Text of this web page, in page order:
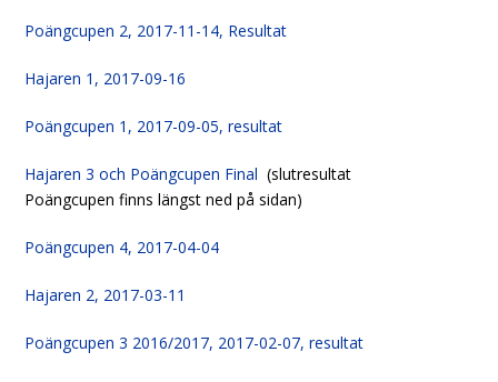
Poängcupen 2, 2017-11-14, Resultat
Hajaren 1, 2017-09-16
Poängcupen 1, 2017-09-05, resultat
Hajaren 3 och Poängcupen Final (slutresultat
Poängcupen finns längst ned på sidan)
Poängcupen 4, 2017-04-04
Hajaren 2, 2017-03-11
Poängcupen 3 2016/2017, 2017-02-07, resultat